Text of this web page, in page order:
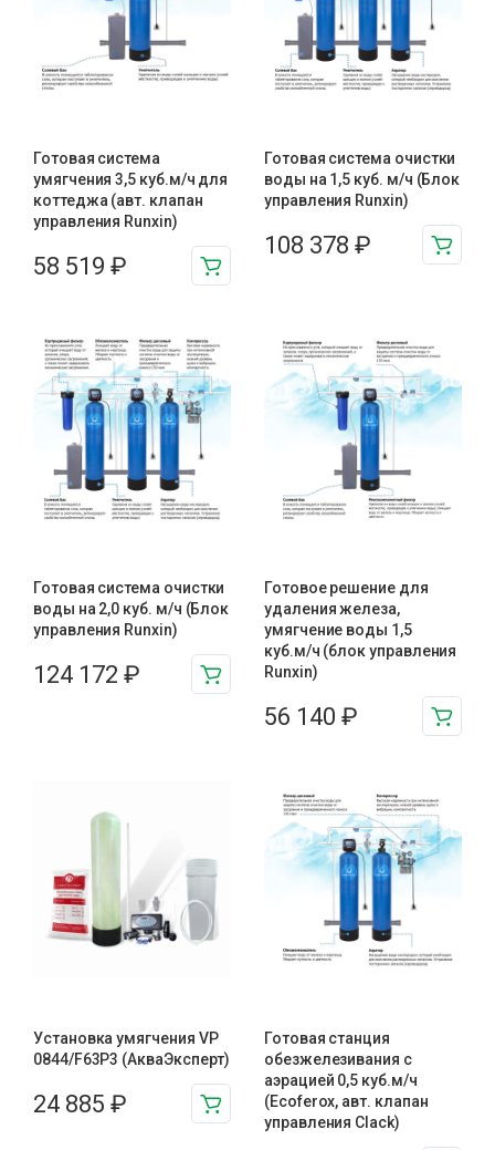
Готовая система
умягчения 3,5 куб.м/ч для
коттеджа (авт. клапан
управления Runxin)
58 519 ₽
Готовая система очистки
воды на 1,5 куб. м/ч (Блок
управления Runxin)
108 378 ₽
Готовая система очистки
воды на 2,0 куб. м/ч (Блок
управления Runxin)
124 172 ₽
Готовое решение для
удаления железа,
умягчение воды 1,5
куб.м/ч (блок управления
Runxin)
56 140 ₽
Установка умягчения VP
0844/F63P3 (АкваЭксперт)
24 885 ₽
Готовая станция
обезжелезивания c
аэрацией 0,5 куб.м/ч
(Ecoferox, авт. клапан
управления Clack)